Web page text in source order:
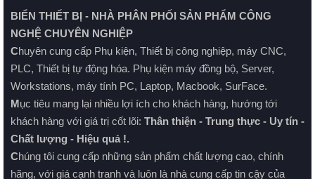
BIỂN THIẾT BỊ - NHÀ PHÂN PHỐI SẢN PHẨM CÔNG
NGHỆ CHUYÊN NGHIỆP
Chuyên cung cấp Phụ kiện, Thiết bị công nghiệp, máy CNC,
PLC, Thiết bị tự động hóa. Phụ kiện máy đồng bộ, Server,
Workstations, máy tính PC, Laptop, Macbook, SurFace.
Mục tiêu mang lại nhiều lợi ích cho khách hàng, hướng tới
khách hàng với giá trị cốt lõi: Thân thiện - Trung thực - Uy tín -
Chất lượng - Hiệu quả !.
Chúng tôi cung cấp những sản phẩm chất lượng cao, chính
hãng, với giá cạnh tranh và luôn là nhà cung cấp tin cậy của